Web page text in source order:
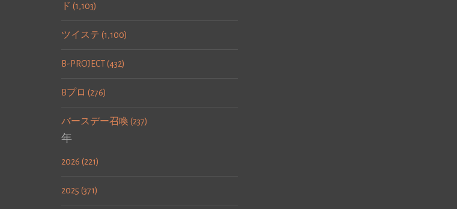
ド (1,103)
ツイステ (1,100)
B-PROJECT (432)
Bプロ (276)
バースデー召喚 (237)
年
2026 (221)
2025 (371)